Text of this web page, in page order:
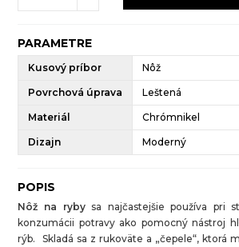
PARAMETRE
Kusový príbor Nôž
Povrchová úprava Leštená
Materiál Chrómnikel
Dizajn Moderný
POPIS
Nôž na rybysa najčastejšie používa pri
konzumácii potravy ako pomocný nástroj
rýb. Skladá sa z rukoväte a „čepele“, ktorá